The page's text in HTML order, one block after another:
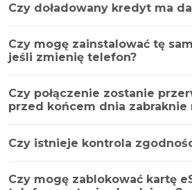
Czy doładowany kredyt ma
Czy mogę zainstalować tę
jeśli zmienię telefon?
Czy połączenie zostanie
przed końcem dnia zabraknie
Czy istnieje kontrola
Czy mogę zablokować kartę